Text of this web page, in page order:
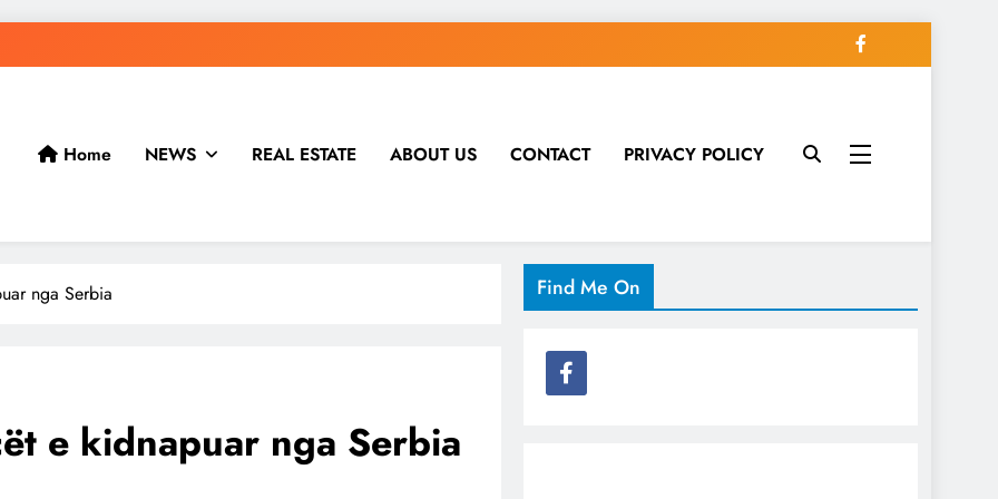
Home NEWS REAL ESTATE ABOUT US CONTACT PRIVACY POLICY
nga Serbia
e kidnapuar nga Serbia
Find Me On